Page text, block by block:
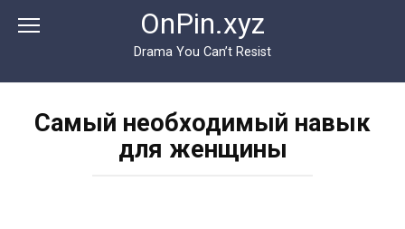
OnPin.xyz
Drama You Can’t Resist
Самый необходимый навык
для женщины